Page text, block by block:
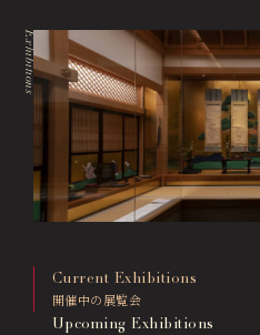
Events & Programs
イベント・講座
Collection Search
作品検索
Image Services
About Us
徳川美術館について
Exhibitions
Current Exhibitions
開催中の展覧会
Upcoming Exhibitions